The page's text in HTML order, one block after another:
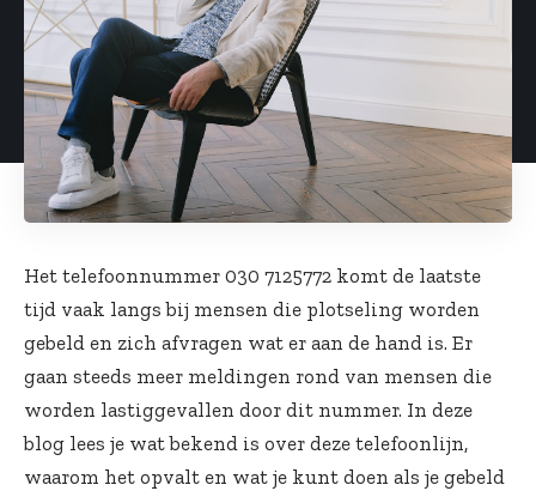
Het telefoonnummer 030 7125772 komt de laatste
tijd vaak langs bij mensen die plotseling worden
gebeld en zich afvragen wat er aan de hand is. Er
gaan steeds meer meldingen rond van mensen die
worden lastiggevallen door dit nummer. In deze
blog lees je wat bekend is over deze telefoonlijn,
waarom het opvalt en wat je kunt doen als je gebeld